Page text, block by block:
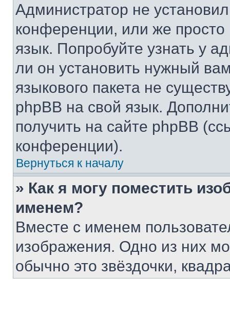
Администратор не
конференции, или же
язык. Попробуйте узнать у
ли он установить нужный
языкового пакета не
phpBB на свой язык.
получить на сайте phpBB
конференции).
Вернуться к началу
» Как я могу поместить
именем?
Вместе с именем
изображения. Одно из них
обычно это звёздочки,